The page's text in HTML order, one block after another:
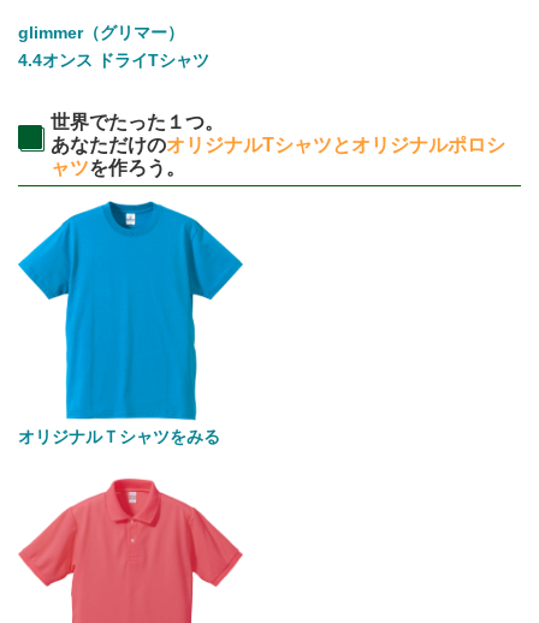
glimmer（グリマー）
4.4オンス ドライTシャツ
世界でたった１つ。
あなただけのオリジナルTシャツとオリジナルポロシ
ャツを作ろう。
オリジナルＴシャツをみる